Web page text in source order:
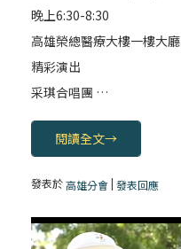
晚上6:30-8:30
高雄榮總醫療大樓一樓大廳
精彩演出
采琪合唱團 …
閱讀全文→
發表於高雄分會|發表回應